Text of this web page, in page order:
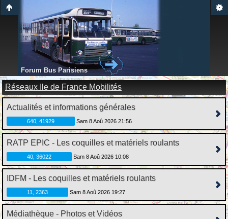
Forum Bus Parisiens
Réseaux Ile de France Mobilités
Actualités et informations générales
640, 41929 Sam 8 Aoû 2026 21:56
RATP EPIC - Les coquilles et matériels roulants
40, 36022 Sam 8 Aoû 2026 10:08
IDFM - Les coquilles et matériels roulants
11, 2363 Sam 8 Aoû 2026 19:27
Médiathèque - Photos et Vidéos